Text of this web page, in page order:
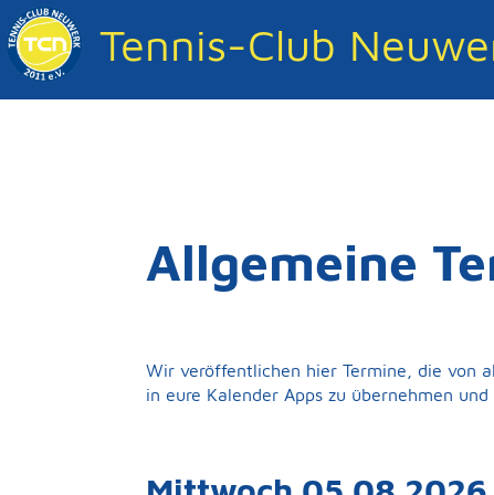
Tennis-Club
Allgemeine
Wir veröffentlichen hier Termine, die von
in eure Kalender Apps zu übernehmen